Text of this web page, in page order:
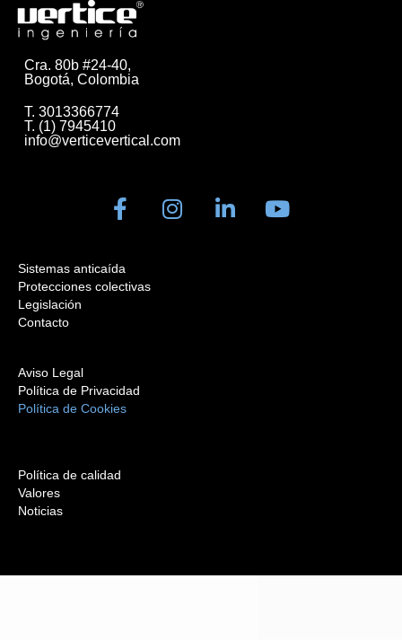
Cra. 80b #24-40,
Bogotá, Colombia
T. 3013366774
T. (1) 7945410
info@verticevertical.com
Sistemas anticaída
Protecciones colectivas
Legislación
Contacto
Aviso Legal
Política de Privacidad
Política de Cookies
Política de calidad
Valores
Noticias